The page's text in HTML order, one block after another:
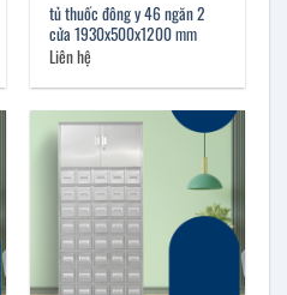
tủ thuốc đông y 46 ngăn 2
cửa 1930x500x1200 mm
Liên hệ